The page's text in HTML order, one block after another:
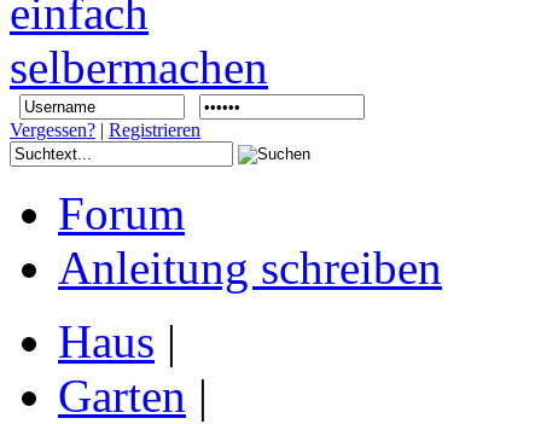
Vergessen? | Registrieren
Forum
Anleitung schreiben
Haus |
Garten |